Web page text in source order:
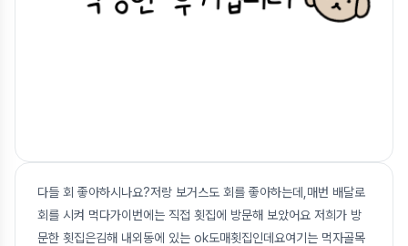
다들 회 좋아하시나요?저랑 보거스도 회를 좋아하는데,매번 배달로
회를 시켜 먹다가이번에는 직접 횟집에 방문해 보았어요 저희가 방
문한 횟집은김해 내외동에 있는 ok도매횟집인데요여기는 먹자골목